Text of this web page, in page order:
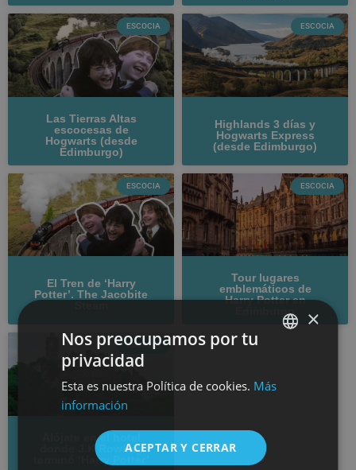
ESCOCIA
Las Tierras Altas
escocesas de
Hogwarts (desde
Edimburgo)
ESCOCIA
Highlands 3 días y
Hogwarts Express
(desde Edimburgo)
ESCOCIA
El Tren de ‘Harry
Potter’. The Jacobite
ESCOCIA
Tour lugares
emblemáticos de
Harry Potter en
Edimburgo
ESCOCIA
Alójate en el hotel
donde J.K Rowling
terminó ‘Harry Potter’
ENGLISH
×
Nos preocupamos por tu
privacidad
Esta es nuestra Política de cookies. Más
información
ACEPTAR Y CERRAR